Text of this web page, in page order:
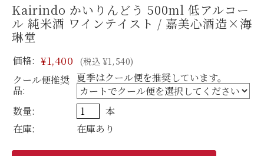
Kairindo かいりんどう 500ml 低アルコー
ル 純米酒 ワインテイスト / 嘉美心酒造×海
琳堂
価格: ¥1,400 (税込 ¥1,540)
クール便推奨
品:
夏季はクール便を推奨しています。
数量:
本
在庫:
在庫あり